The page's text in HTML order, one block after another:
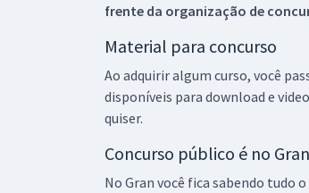
frente da organização de
Material para concurso
Ao adquirir algum curso, você
disponíveis para download e
quiser.
Concurso público é no Gran
No Gran você fica sabendo tudo